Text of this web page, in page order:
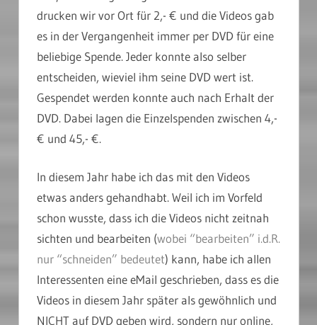
drucken wir vor Ort für 2,- € und die Videos gab
es in der Vergangenheit immer per DVD für eine
beliebige Spende. Jeder konnte also selber
entscheiden, wieviel ihm seine DVD wert ist.
Gespendet werden konnte auch nach Erhalt der
DVD. Dabei lagen die Einzelspenden zwischen 4,-
€ und 45,- €.
In diesem Jahr habe ich das mit den Videos
etwas anders gehandhabt. Weil ich im Vorfeld
schon wusste, dass ich die Videos nicht zeitnah
sichten und bearbeiten (wobei “bearbeiten” i.d.R.
nur “schneiden” bedeutet) kann, habe ich allen
Interessenten eine eMail geschrieben, dass es die
Videos in diesem Jahr später als gewöhnlich und
NICHT auf DVD geben wird, sondern nur online,